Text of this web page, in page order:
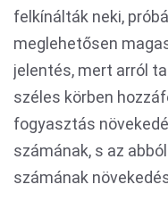
felkínálták neki,
meglehetősen
jelentés, mert arról
széles körben
fogyasztás
számának, s az
számának